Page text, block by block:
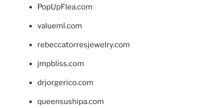
PopUpFlea.com
valueml.com
rebeccatorresjewelry.com
jmpbliss.com
drjorgerico.com
queensushipa.com